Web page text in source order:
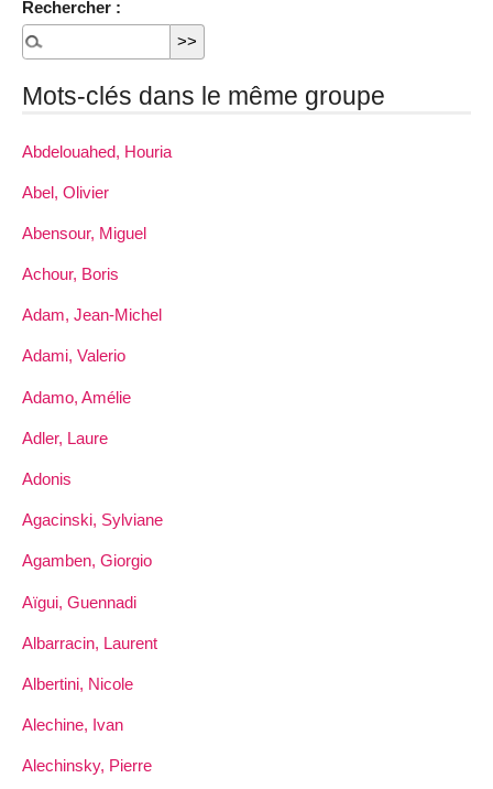
Rechercher :
Mots-clés dans le même groupe
Abdelouahed, Houria
Abel, Olivier
Abensour, Miguel
Achour, Boris
Adam, Jean-Michel
Adami, Valerio
Adamo, Amélie
Adler, Laure
Adonis
Agacinski, Sylviane
Agamben, Giorgio
Aïgui, Guennadi
Albarracin, Laurent
Albertini, Nicole
Alechine, Ivan
Alechinsky, Pierre